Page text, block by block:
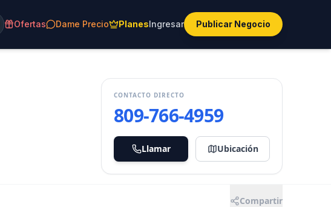
Ofertas Dame Precio PlanesIngresar Publicar Negocio
CONTACTO DIRECTO
809-766-4959
Llamar Ubicación
Compartir